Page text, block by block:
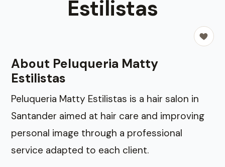
Estilistas
About Peluqueria Matty
Estilistas
Peluqueria Matty Estilistas is a hair salon in
Santander aimed at hair care and improving
personal image through a professional
service adapted to each client.